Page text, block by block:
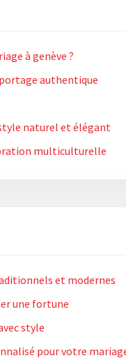
à genève ?
authentique
naturel et élégant
multiculturelle
et modernes
une fortune
style
pour votre